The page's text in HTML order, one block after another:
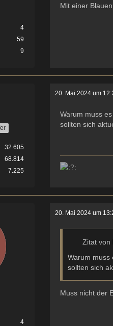
4
59
9
Mit einer
32.605
68.814
7.225
20. Mai 2024 um
Warum muss
sollten sich
4
20. Mai 2024 um
Zitat von
Warum muss
sollten sich
Muss nicht der